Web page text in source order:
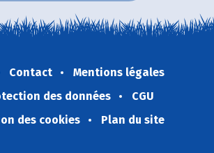
Contact
Mentions légales
des données
CGU
des cookies
Plan du site